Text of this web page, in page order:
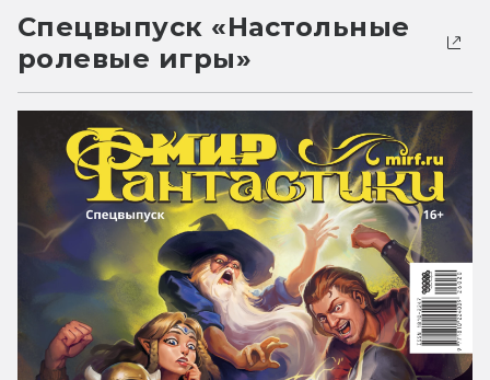
Спецвыпуск «Настольные
ролевые игры»